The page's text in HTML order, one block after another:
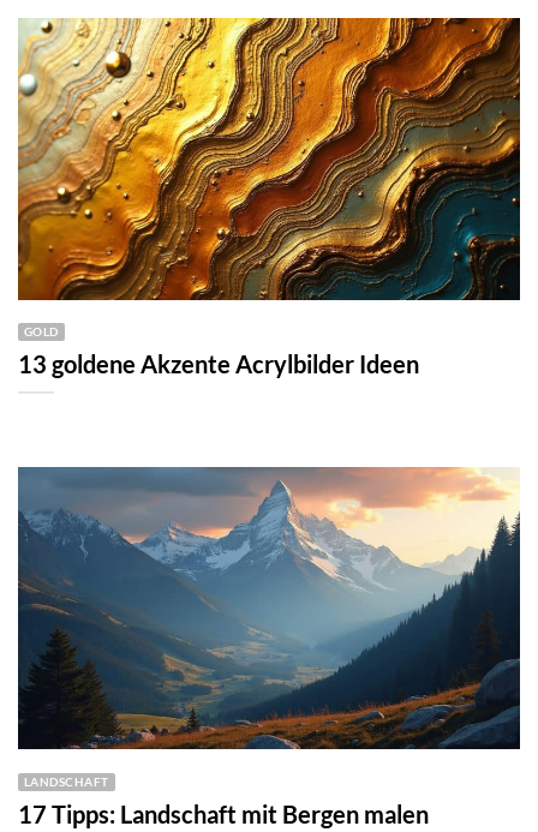
GOLD
13 goldene Akzente Acrylbilder Ideen
LANDSCHAFT
17 Tipps: Landschaft mit Bergen malen